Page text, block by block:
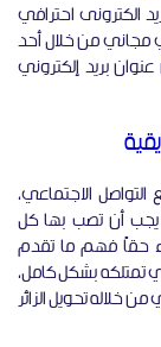
الكترونى احترافي
مجاني من خلال أحد
بريد إلكتروني
الاجتماعي،
يجب أن تصب بها كل
حقاً فهم ما تقدم
تمتلكه بشكل كامل،
خلاله تحويل الزائر